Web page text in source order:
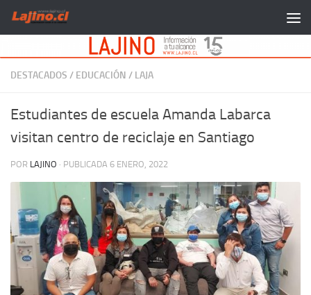
Saltar al contenido
DESTACADOS / EDUCACIÓN / LAJA
Estudiantes de escuela Amanda Labarca
visitan centro de reciclaje en Santiago
POR LAJINO · PUBLICADA 6 ENERO, 2022